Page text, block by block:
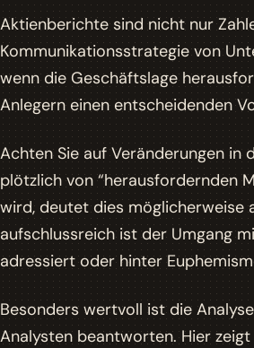
Aktienberichte sind nicht nur
Kommunikationsstrategie von
wenn die Geschäftslage
Anlegern einen entscheidenden
Achten Sie auf Veränderungen in
plötzlich von “herausfordernden
wird, deutet dies möglicherweise
aufschlussreich ist der Umgang
adressiert oder hinter
Besonders wertvoll ist die
Analysten beantworten. Hier